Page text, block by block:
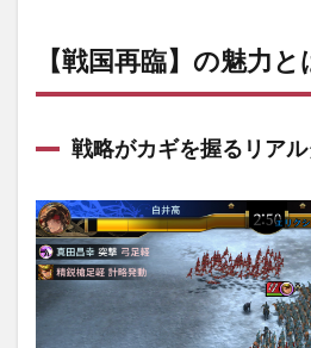
ラスト
ッコい
豪華声
優陣
1.1.3
リセマ
ラ不
要！引
【戦国再臨】の魅力と
戦略がカギを握るリア